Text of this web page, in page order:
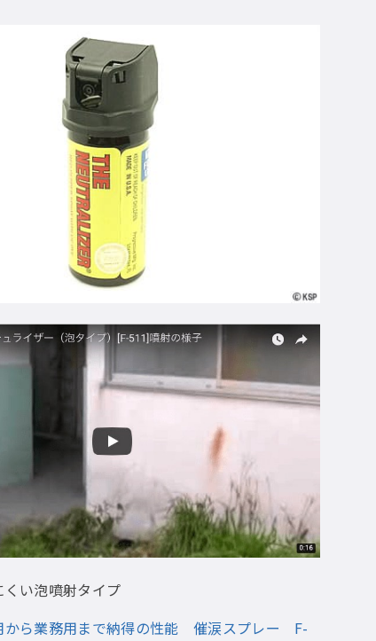
い泡噴射タイプ
から業務用まで納得の性能 催涙スプレー F-